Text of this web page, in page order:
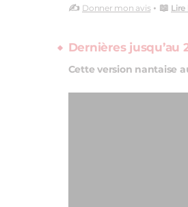
✍️ Donner mon avis• 📖 Lire
Dernières jusqu’au
Cette version nantaise